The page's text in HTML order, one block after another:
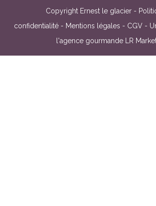
Copyright Ernest le glacier -
confidentialité- Mentions légales - CGV-
l'agence gourmande LR